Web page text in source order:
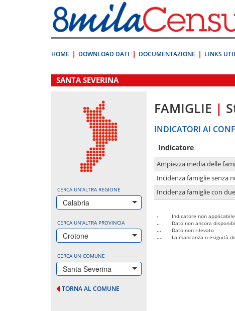
direttamente
a:
Contenuto
HOME DOWNLOAD DATI DOCUMENTAZIONE LINKS
.
SANTA SEVERINA
CERCA UN'ALTRA REGIONE
Calabria
CERCA UN'ALTRA PROVINCIA
Crotone
CERCA UN COMUNE
Santa Severina
TORNA AL COMUNE
FAMIGLIE |
INDICATORI AI
Indicatore
Ampiezza media delle
Incidenza famiglie senza
Incidenza famiglie con
-
Indicatore non
..
Dato non ancora
...
Dato non rilevato
....
La mancanza o esiguità